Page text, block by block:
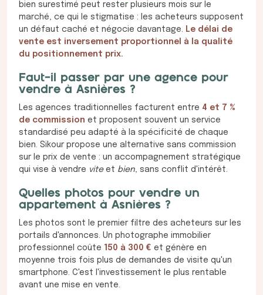
bien surestimé peut rester plusieurs mois sur le
marché, ce qui le stigmatise : les acheteurs supposent
un défaut caché et négocie davantage. Le délai de
vente est inversement proportionnel à la qualité
du positionnement prix.
Faut-il passer par une agence pour
vendre à Asnières ?
Les agences traditionnelles facturent entre 4 et 7 %
de commission et proposent souvent un service
standardisé peu adapté à la spécificité de chaque
bien. Sikour propose une alternative sans commission
sur le prix de vente : un accompagnement stratégique
qui vise à vendre viteet bien, sans conflit d'intérêt.
Quelles photos pour vendre un
appartement à Asnières ?
Les photos sont le premier filtre des acheteurs sur les
portails d'annonces. Un photographe immobilier
professionnel coûte 150 à 300 € et génère en
moyenne trois fois plus de demandes de visite qu'un
smartphone. C'est l'investissement le plus rentable
avant une mise en vente.